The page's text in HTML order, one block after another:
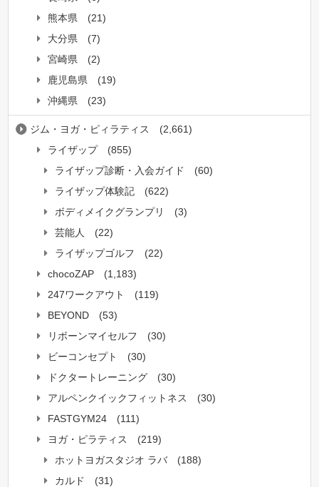
熊本県
(21)
大分県
(7)
宮崎県
(2)
鹿児島県
(19)
沖縄県
(23)
ジム・ヨガ・ピィラティス
(2,661)
ライザップ
(855)
ライザップ診断・入会ガイド
(60)
ライザップ体験記
(622)
ボディメイクグランプリ
(3)
芸能人
(22)
ライザップゴルフ
(22)
chocoZAP
(1,183)
247ワークアウト
(119)
BEYOND
(53)
リボーンマイセルフ
(30)
ビーコンセプト
(30)
ドクタートレーニング
(30)
アルペンクイックフィットネス
(30)
FASTGYM24
(111)
ヨガ・ピラティス
(219)
ホットヨガスタジオ ラバ
(188)
カルド
(31)